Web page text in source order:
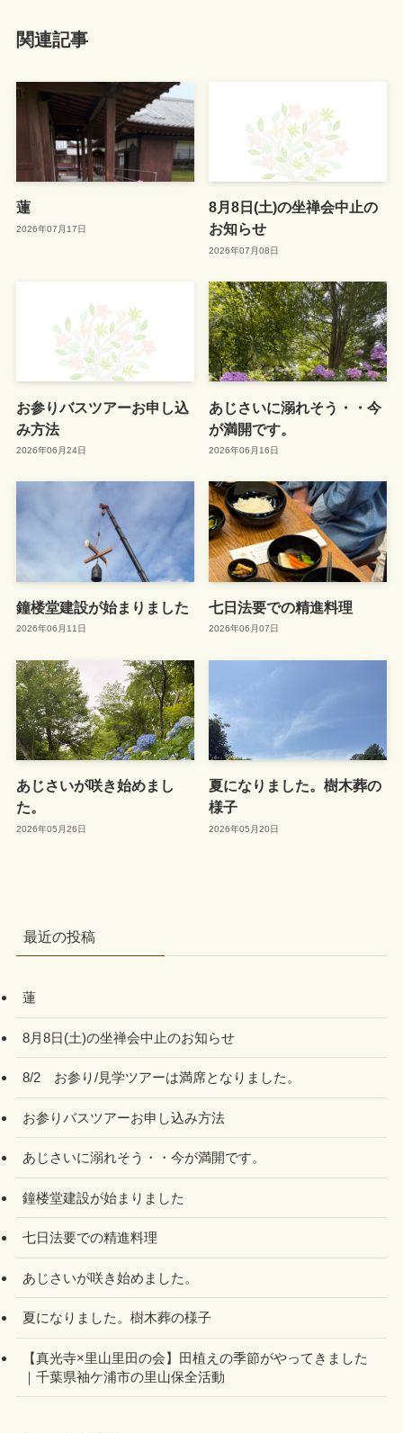
関連記事
蓮
2026年07月17日
8月8日(土)の坐禅会中止の
お知らせ
2026年07月08日
お参りバスツアーお申し込
み方法
2026年06月24日
あじさいに溺れそう・・今
が満開です。
2026年06月16日
鐘楼堂建設が始まりました
2026年06月11日
七日法要での精進料理
2026年06月07日
あじさいが咲き始めまし
た。
2026年05月26日
夏になりました。樹木葬の
様子
2026年05月20日
最近の投稿
蓮
8月8日(土)の坐禅会中止のお知らせ
8/2 お参り/見学ツアーは満席となりました。
お参りバスツアーお申し込み方法
あじさいに溺れそう・・今が満開です。
鐘楼堂建設が始まりました
七日法要での精進料理
あじさいが咲き始めました。
夏になりました。樹木葬の様子
【真光寺×里山里田の会】田植えの季節がやってきました
｜千葉県袖ケ浦市の里山保全活動